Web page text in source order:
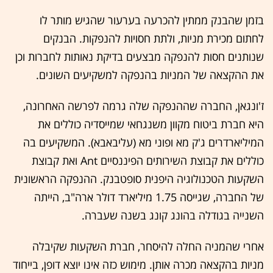
בזמן שהבנק ממתין להכרעה בערעור שהגיש מותר לו
לחתום מכירת מניות, ולתת חסויות להנפקות. הבנקים
שנותנים חסות להנפקה מבצעים בדיקת נאותות לחברות וכן
את ההקצאה של המניות בהנפקה למשקיעים השונים.
ז'ונגאן, החברה שההנפקה שלה גרמה לפרשה האחרונה,
היא חברת ביטוח מקוון משנגחאי שמייסדיה כוללים את
המיליארדרים ג'ק מא ופוני מא (עליבאבא). המשקיעים בה
כוללים את קבוצת השירותים הפיננסיים Ant ואת קבוצת
השקעות הטכנולוגיה היפנית סופטבנק. ההנפקה הראשונית
של החברה, שגייסה 1.75 מיליארד דולר ארה"ב, הייתה
השנייה בגודלה בהונג קונג בשנה שעברה.
אחרי שהמניה החלה להיסחר, חברת השקעות שקיבלה
מניות בהקצאה מכרה אותן. מימוש כזה אינו יוצא דופן, בייחוד